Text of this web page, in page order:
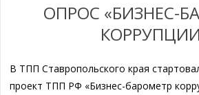
ОПРОС «БИЗНЕС-
В ТПП Ставропольского края
проект ТПП РФ «Бизнес-барометр